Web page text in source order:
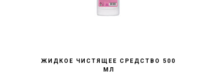
ЖИДКОЕ ЧИСТЯЩЕЕ СРЕДСТВО 500
МЛ